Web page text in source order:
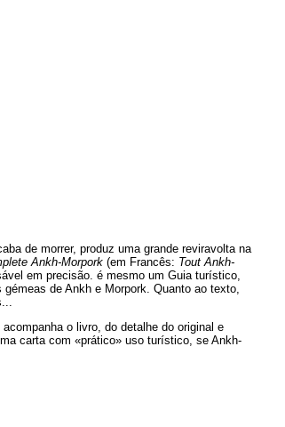
de morrer, produz uma grande reviravolta na
Ankh-Morpork (em Francês: Tout Ankh-
em precisão. é mesmo um Guia turístico,
de Ankh e Morpork. Quanto ao texto,
o livro, do detalhe do original e
carta com «prático» uso turístico, se Ankh-